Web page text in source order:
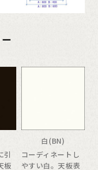
引
板
白(BN)
コーディネートし
やすい白。天板表